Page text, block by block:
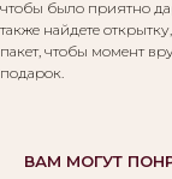
чтобы было приятно
также найдете
пакет, чтобы момент
подарок.
ВАМ МОГУТ